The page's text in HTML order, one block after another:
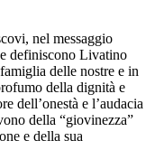
nel messaggio
definiscono Livatino
delle nostre e in
della dignità e
dell’onestà e l’audacia
della “giovinezza”
e della sua